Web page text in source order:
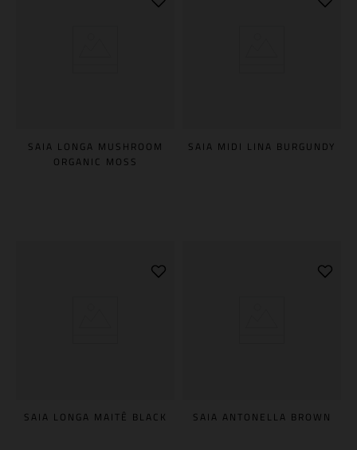
SAIA LONGA MUSHROOM
ORGANIC MOSS
SAIA MIDI LINA BURGUNDY
SAIA LONGA MAITÊ BLACK SAIA ANTONELLA BROWN